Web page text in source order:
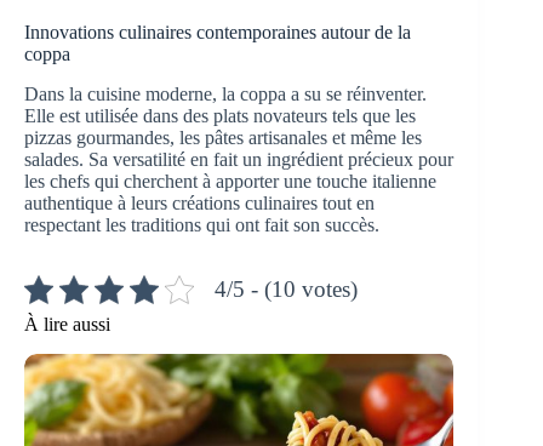
Innovations culinaires contemporaines autour de la
coppa
Dans la cuisine moderne, la coppa a su se réinventer.
Elle est utilisée dans des plats novateurs tels que les
pizzas gourmandes, les pâtes artisanales et même les
salades. Sa versatilité en fait un ingrédient précieux pour
les chefs qui cherchent à apporter une touche italienne
authentique à leurs créations culinaires tout en
respectant les traditions qui ont fait son succès.
4/5 - (10 votes)
À lire aussi